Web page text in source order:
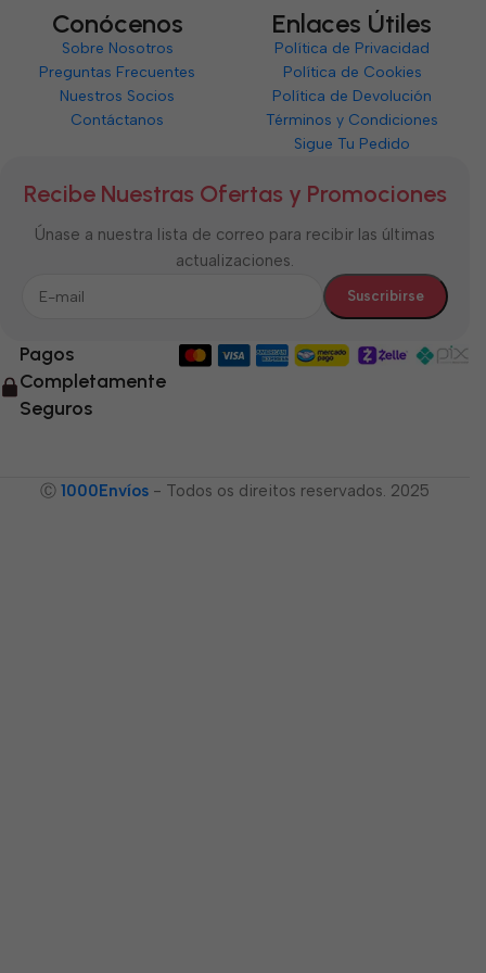
Conócenos
Sobre Nosotros
Preguntas Frecuentes
Nuestros Socios
Contáctanos
Enlaces Útiles
Política de Privacidad
Política de Cookies
Política de Devolución
Términos y Condiciones
Sigue Tu Pedido
Recibe Nuestras Ofertas y Promociones
Únase a nuestra lista de correo para recibir las últimas
actualizaciones.
Pagos
Completamente
Seguros
Ⓒ 1000Envíos - Todos os direitos reservados. 2025